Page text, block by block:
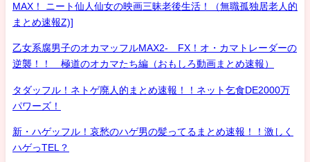
MAX！ ニート仙人仙女の映画三昧老後生活！（無職孤独居老人的
まとめ速報Z)]
乙女系腐男子のオカマッフルMAX2- FX！オ・カマトレーダーの
逆襲！！ 極道のオカマたち編（おもしろ動画まとめ速報）
タダッフル！ネトゲ廃人的まとめ速報！！ネット乞食DE2000万
パワーズ！
新・ハゲッフル！哀愁のハゲ男の髪ってるまとめ速報！！激しく
ハゲっTEL？